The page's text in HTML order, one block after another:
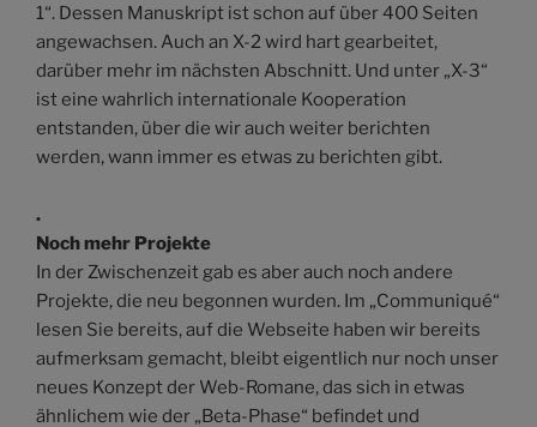
1“. Dessen Manuskript ist schon auf über 400 Seiten
angewachsen. Auch an X-2 wird hart gearbeitet,
darüber mehr im nächsten Abschnitt. Und unter „X-3“
ist eine wahrlich internationale Kooperation
entstanden, über die wir auch weiter berichten
werden, wann immer es etwas zu berichten gibt.
.
Noch mehr Projekte
In der Zwischenzeit gab es aber auch noch andere
Projekte, die neu begonnen wurden. Im „Communiqué“
lesen Sie bereits, auf die Webseite haben wir bereits
aufmerksam gemacht, bleibt eigentlich nur noch unser
neues Konzept der Web-Romane, das sich in etwas
ähnlichem wie der „Beta-Phase“ befindet und